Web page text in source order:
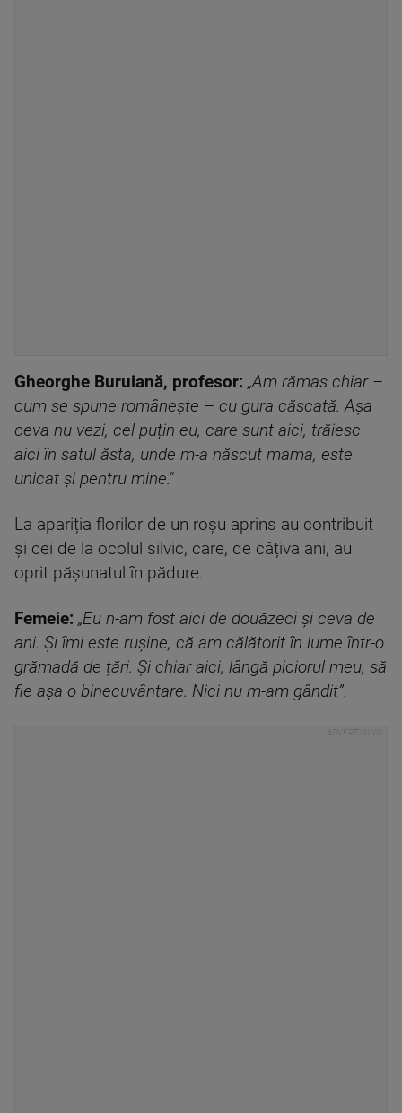
Gheorghe Buruiană, profesor: „Am rămas chiar –
cum se spune românește – cu gura căscată. Așa
ceva nu vezi, cel puțin eu, care sunt aici, trăiesc
aici în satul ăsta, unde m-a născut mama, este
unicat și pentru mine."
La apariția florilor de un roșu aprins au contribuit
și cei de la ocolul silvic, care, de câțiva ani, au
oprit pășunatul în pădure.
Femeie: „Eu n-am fost aici de douăzeci și ceva de
ani. Și îmi este rușine, că am călătorit în lume într-o
grămadă de țări. Și chiar aici, lângă piciorul meu, să
fie așa o binecuvântare. Nici nu m-am gândit”.